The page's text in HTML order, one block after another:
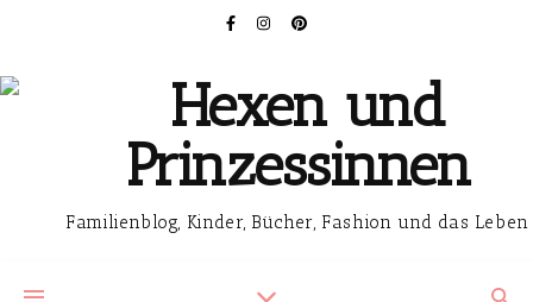
Familienblog, Kinder, Bücher, Fashion und das Leben